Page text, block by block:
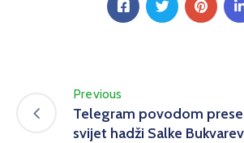
Previous
Telegram povodom
svijet hadži Salke